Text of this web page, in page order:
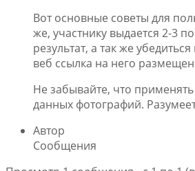
Вот основные советы для
же, участнику выдается 2-3
результат, а так же
веб ссылка на него
Не забывайте, что
данных фотографий.
Автор
Сообщения